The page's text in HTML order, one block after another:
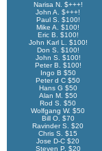
Narisa N. $+++!
John A. $+++!
Paul S. $100!
Mike A. $100!
Eric B. $100!
John Karl L. $100!
Don S. $100!
John S. $100!
Peter B. $100!
Ingo B $50
Peter d C $50
Hans G $50
Alan M. $50
Rod S. $50
Wolfgang W. $50
Bill O. $70
Ravinder S. $20
Chris S. $15
Jose D-C $20
Steven P. $20